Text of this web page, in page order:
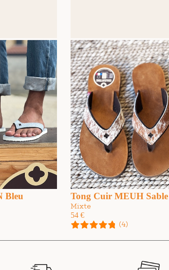
Bleu Tong Cuir MEUH Sable
Mixte
54€
(4)
clients